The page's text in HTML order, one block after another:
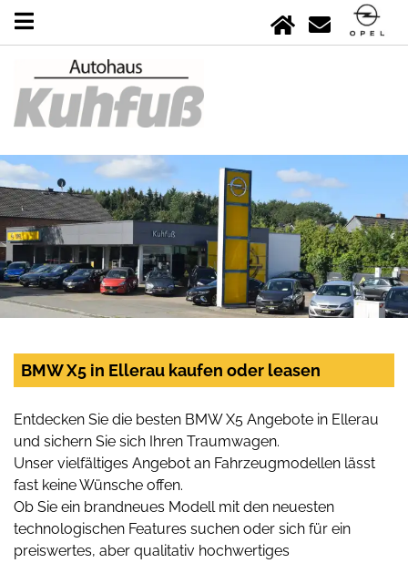
BMW X5 in Ellerau kaufen oder leasen
Entdecken Sie die besten BMW X5 Angebote in Ellerau
und sichern Sie sich Ihren Traumwagen.
Unser vielfältiges Angebot an Fahrzeugmodellen lässt
fast keine Wünsche offen.
Ob Sie ein brandneues Modell mit den neuesten
technologischen Features suchen oder sich für ein
preiswertes, aber qualitativ hochwertiges